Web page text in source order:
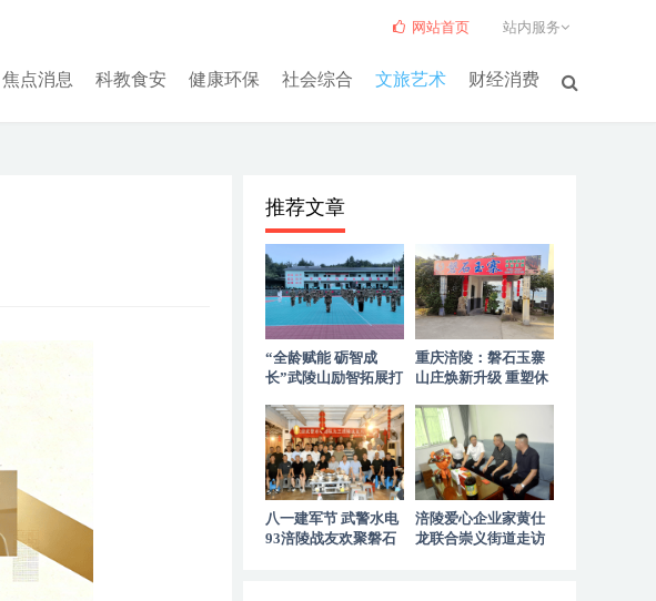
焦点消息 科教食安 健康环保 社会综合 文旅艺术 财经消费
网站首页 站内服务
推荐文章
“全龄赋能 砺智成
长”武陵山励智拓展打
重庆涪陵：磐石玉寨
山庄焕新升级 重塑休
八一建军节 武警水电
93涪陵战友欢聚磐石
涪陵爱心企业家黄仕
龙联合崇义街道走访